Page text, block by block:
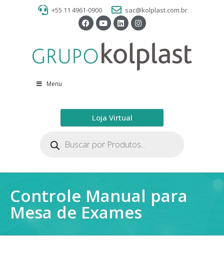
+55 11 4961-0900 sac@kolplast.com.br
Menu
Loja Virtual
Controle Manual para
Mesa de Exames